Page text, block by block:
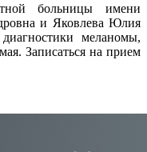
больницы имени
и Яковлева Юлия
меланомы,
Записаться на прием